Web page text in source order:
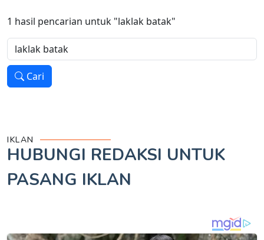
1 hasil pencarian untuk "laklak batak"
Cari
IKLAN
HUBUNGI REDAKSI UNTUK
PASANG IKLAN